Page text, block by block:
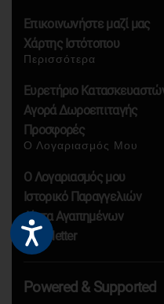
Επικοινωνήστε μαζί μας
Χάρτης Ιστότοπου
Περισσότερα
Ευρετήριο
Αγορά Δωροεπιταγής
Προσφορές
Ο Λογαριασμός Μου
Ο Λογαριασμός μου
Ιστορικό Παραγγελιών
Λίστα Αγαπημένων
Newsletter
Powered & Supported